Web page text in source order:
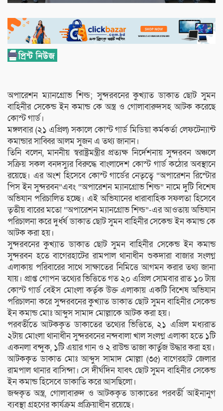
অপারেশন ম্যানগ্রোভ শিল্ড; সুন্দরবনের কুখ্যাত ডাকাত ছোট সুমন
বাহিনীর সেকেন্ড ইন কমান্ড কে অস্ত্র ও গোলাবারুদসহ আটক করেছে
কোস্ট গার্ড।
মঙ্গলবার (২১ এপ্রিল) সকালে কোস্ট গার্ড মিডিয়া কর্মকর্তা লেফটেন্যান্ট
কমান্ডার সাব্বির আলম সুজন এ তথ্য জানান।
তিনি বলেন, মাননীয় স্বরাষ্ট্রমন্ত্রীর প্রত্যক্ষ নির্দেশনায় সুন্দরবন অঞ্চলে
সক্রিয় সকল বনদস্যুর বিরুদ্ধে বাংলাদেশ কোস্ট গার্ড কঠোর অবস্থানে
রয়েছে। এর অংশ হিসেবে কোস্ট গার্ডের নেতৃত্বে “অপারেশন রিস্টোর
পিস ইন সুন্দরবন”এবং “অপারেশন ম্যানগ্রোভ শিল্ড” নামে দুটি বিশেষ
অভিযান পরিচালিত হচ্ছে। এই অভিযানের ধারাবাহিক সফলতা হিসেবে
তৃতীয় বারের মতো “অপারেশন ম্যানগ্রোভ শিল্ড”-এর আওতায় অভিযান
পরিচালনা করে দুর্ধর্ষ ডাকাত ছোট সুমন বাহিনীর সেকেন্ড ইন কমান্ড কে
আটক করা হয়।
সুন্দরবনের কুখ্যাত ডাকাত ছোট সুমন বাহিনীর সেকেন্ড ইন কমান্ড
সুন্দরবন হতে বাগেরহাটের রামপাল থানাধীন শুকদারা বাজার সংলগ্ন
এলাকায় পরিবারের সাথে সাক্ষাতের নিমিত্তে আগমন করার তথ্য জানা
যায়। প্রাপ্ত গোপন তথ্যের ভিত্তিতে গত ২০ এপ্রিল সোমবার রাত ১০ টায়
কোস্ট গার্ড বেইস মোংলা কর্তৃক উক্ত এলাকায় একটি বিশেষ অভিযান
পরিচালনা করে সুন্দরবনের কুখ্যাত ডাকাত ছোট সুমন বাহিনীর সেকেন্ড
ইন কমান্ড মোঃ আব্দুস সামাদ মোল্লাকে আটক করা হয়।
পরবর্তীতে আটককৃত ডাকাতের তথ্যের ভিত্তিতে, ২১ এপ্রিল মধ্যরাত
২টায় মোংলা থানাধীন সুন্দরবনের নন্দবালা খাল সংলগ্ন এলাকা হতে ১টি
একনলা বন্দুক, ১টি এয়ার গান ও ২ রাউন্ড তাজা কার্তুজ উদ্ধার করা হয়।
আটককৃত ডাকাত মোঃ আব্দুস সামাদ মোল্লা (৩৫) বাগেরহাট জেলার
রামপাল থানার বাসিন্দা। সে দীর্ঘদিন যাবৎ ছোট সুমন বাহিনীর সেকেন্ড
ইন কমান্ড হিসেবে ডাকাতি করে আসছিলো।
জব্দকৃত অস্ত্র, গোলাবারুদ ও আটককৃত ডাকাতের পরবর্তী আইনানুগ
ব্যবস্থা গ্রহণের কার্যক্রম প্রক্রিয়াধীন রয়েছে।